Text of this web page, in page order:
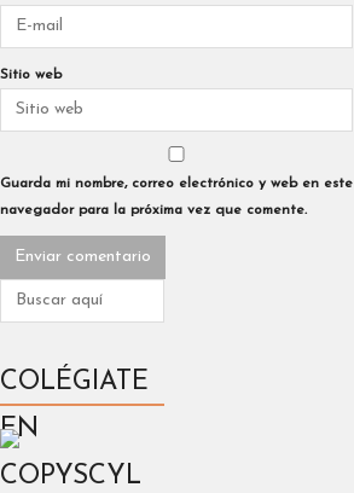
Sitio web
Guarda mi nombre, correo electrónico y web en este
navegador para la próxima vez que comente.
COLÉGIATE
EN
COPYSCYL